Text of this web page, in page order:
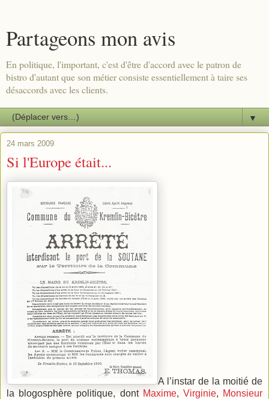
Partageons mon avis
En politique, l'important, c'est d'être d'accord avec le patron de
bistro d'autant que son métier consiste essentiellement à taire ses
désaccords avec les clients.
▼
24 mars 2009
Si l'Europe était...
A l’instar de la moitié de
la blogosphère politique, dont Maxime, Virginie, Monsieur